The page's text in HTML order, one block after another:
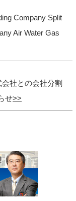
Company Split
Air Water Gas
社との会社分割
せ